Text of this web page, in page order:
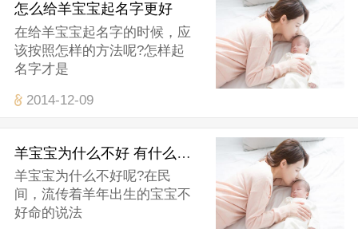
怎么给羊宝宝起名字更好
在给羊宝宝起名字的时候，应
该按照怎样的方法呢?怎样起
名字才是
2014-12-09
羊宝宝为什么不好 有什么理由
羊宝宝为什么不好呢?在民
间，流传着羊年出生的宝宝不
好命的说法